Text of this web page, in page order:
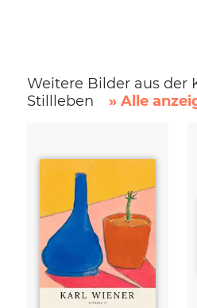
Weitere Bilder aus der
Stillleben
» Alle